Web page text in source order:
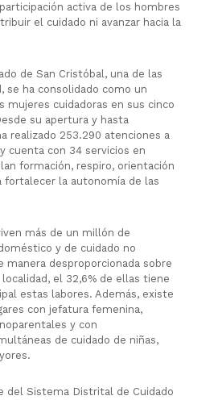
activa de los hombres
el cuidado ni avanzar hacia la
de San Cristóbal, una de las
se ha consolidado como un
mujeres cuidadoras en sus cinco
su apertura y hasta
realizado 253.290 atenciones a
cuenta con 34 servicios en
formación, respiro, orientación
fortalecer la autonomía de las
más de un millón de
y de cuidado no
manera desproporcionada sobre
el 32,6% de ellas tiene
estas labores. Además, existe
con jefatura femenina,
y con
de cuidado de niñas,
del Sistema Distrital de Cuidado